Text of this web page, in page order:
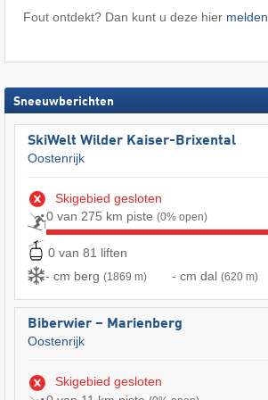
Fout ontdekt? Dan kunt u deze hier melden
Sneeuwberichten
SkiWelt Wilder Kaiser-Brixental
Oostenrijk
Skigebied gesloten
0 van 275 km piste (0% open)
0 van 81 liften
- cm berg (1869 m) - cm dal (620 m)
Biberwier – Marienberg
Oostenrijk
Skigebied gesloten